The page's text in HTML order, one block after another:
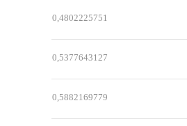
0,4802225751
0,5377643127
0,5882169779